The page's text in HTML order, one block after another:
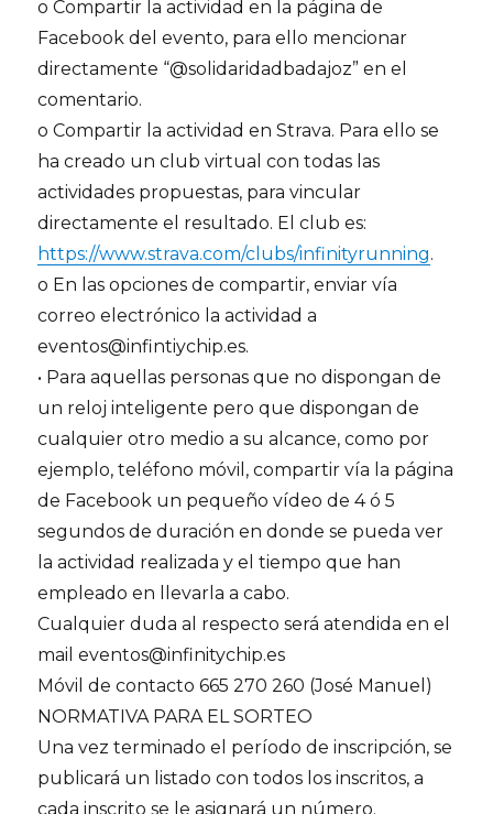
o Compartir la actividad en la página de
Facebook del evento, para ello mencionar
directamente “@solidaridadbadajoz” en el
comentario.
o Compartir la actividad en Strava. Para ello se
ha creado un club virtual con todas las
actividades propuestas, para vincular
directamente el resultado. El club es:
https://www.strava.com/clubs/infinityrunning.
o En las opciones de compartir, enviar vía
correo electrónico la actividad a
eventos@infintiychip.es.
• Para aquellas personas que no dispongan de
un reloj inteligente pero que dispongan de
cualquier otro medio a su alcance, como por
ejemplo, teléfono móvil, compartir vía la página
de Facebook un pequeño vídeo de 4 ó 5
segundos de duración en donde se pueda ver
la actividad realizada y el tiempo que han
empleado en llevarla a cabo.
Cualquier duda al respecto será atendida en el
mail eventos@infinitychip.es
Móvil de contacto 665 270 260 (José Manuel)
NORMATIVA PARA EL SORTEO
Una vez terminado el período de inscripción, se
publicará un listado con todos los inscritos, a
cada inscrito se le asignará un número.